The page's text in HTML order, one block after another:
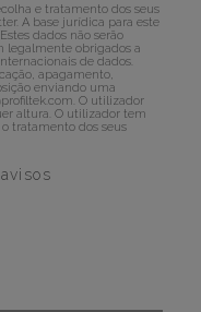
e tratamento dos seus
A base jurídica para este
dados não serão
legalmente obrigados a
de dados.
apagamento,
enviando uma
. O utilizador
altura. O utilizador tem
tratamento dos seus